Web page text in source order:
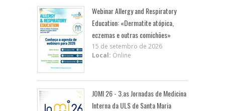
Webinar Allergy and Respiratory
Education: «Dermatite atópica,
eczemas e outras comichões»
15 de setembro de 2026
Local: Online
JOMI 26 - 3.as Jornadas de Medicina
Interna da ULS de Santa Maria